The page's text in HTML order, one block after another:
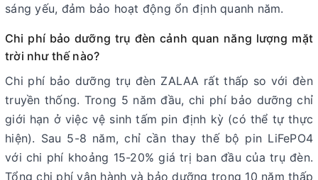
sáng yếu, đảm bảo hoạt động ổn định quanh năm.
Chi phí bảo dưỡng trụ đèn cảnh quan năng lượng mặt
trời như thế nào?
Chi phí bảo dưỡng trụ đèn ZALAA rất thấp so với đèn
truyền thống. Trong 5 năm đầu, chi phí bảo dưỡng chỉ
giới hạn ở việc vệ sinh tấm pin định kỳ (có thể tự thực
hiện). Sau 5-8 năm, chỉ cần thay thế bộ pin LiFePO4
với chi phí khoảng 15-20% giá trị ban đầu của trụ đèn.
Tổng chi phí vận hành và bảo dưỡng trong 10 năm thấp